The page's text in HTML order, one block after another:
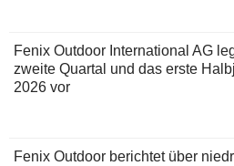
Fenix Outdoor International AG
zweite Quartal und das erste
2026 vor
Fenix Outdoor berichtet über